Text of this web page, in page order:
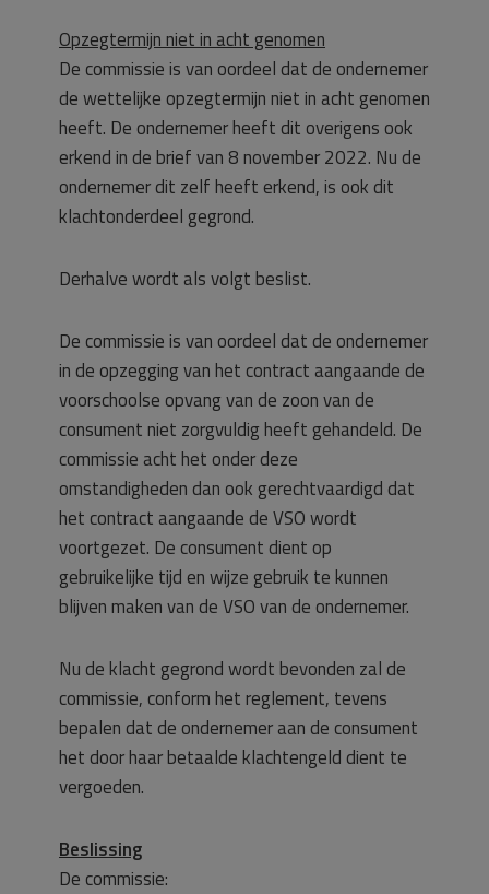
Opzegtermijn niet in acht genomen
De commissie is van oordeel dat de ondernemer
de wettelijke opzegtermijn niet in acht genomen
heeft. De ondernemer heeft dit overigens ook
erkend in de brief van 8 november 2022. Nu de
ondernemer dit zelf heeft erkend, is ook dit
klachtonderdeel gegrond.
Derhalve wordt als volgt beslist.
De commissie is van oordeel dat de ondernemer
in de opzegging van het contract aangaande de
voorschoolse opvang van de zoon van de
consument niet zorgvuldig heeft gehandeld. De
commissie acht het onder deze
omstandigheden dan ook gerechtvaardigd dat
het contract aangaande de VSO wordt
voortgezet. De consument dient op
gebruikelijke tijd en wijze gebruik te kunnen
blijven maken van de VSO van de ondernemer.
Nu de klacht gegrond wordt bevonden zal de
commissie, conform het reglement, tevens
bepalen dat de ondernemer aan de consument
het door haar betaalde klachtengeld dient te
vergoeden.
Beslissing
De commissie: